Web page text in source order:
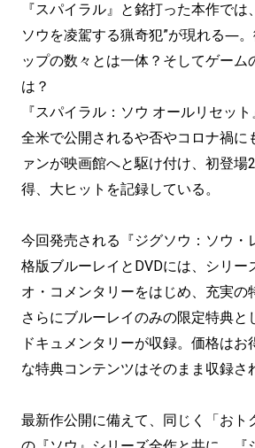
『スパイラル』と銘打った本作では
ソウを凌駕する猟奇犯”が現れる―
ップの数々とは一体？そしてゲーム
は？
『スパイラル：ソウ オールリセッ
全米で公開されるや否やコロナ禍に
ァンが映画館へと駆け付け、初登場
得、大ヒットを記録している。
今回発売される『ジグソウ：ソウ・
格版ブルーレイとDVDには、シリー
オ・コメンタリーをはじめ、充実の
さらにブルーレイのみの限定特典と
ドキュメンタリーが収録。価格は
な特典コンテンツはそのまま収録さ
最新作公開に備えて、同じく「おト